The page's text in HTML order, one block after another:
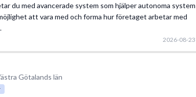
du med avancerade system som hjälper autonoma system
att vara med och forma hur företaget arbetar med
2026-08-23
Götalands län